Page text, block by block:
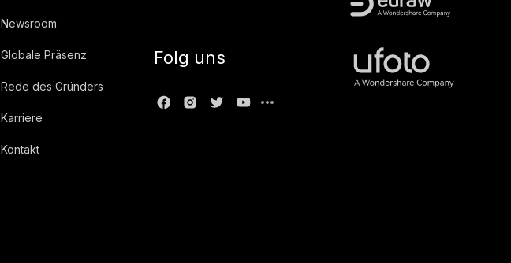
Newsroom
Globale Präsenz
Rede des Gründers
Karriere
Kontakt
Folg uns